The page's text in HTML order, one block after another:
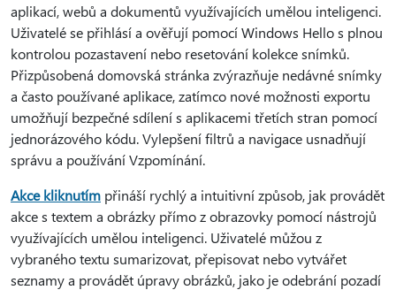
aplikací, webů a dokumentů využívajících umělou inteligenci.
Uživatelé se přihlásí a ověřují pomocí Windows Hello s plnou
kontrolou pozastavení nebo resetování kolekce snímků.
Přizpůsobená domovská stránka zvýrazňuje nedávné snímky
a často používané aplikace, zatímco nové možnosti exportu
umožňují bezpečné sdílení s aplikacemi třetích stran pomocí
jednorázového kódu. Vylepšení filtrů a navigace usnadňují
správu a používání Vzpomínání.
Akce kliknutím přináší rychlý a intuitivní způsob, jak provádět
akce s textem a obrázky přímo z obrazovky pomocí nástrojů
využívajících umělou inteligenci. Uživatelé můžou z
vybraného textu sumarizovat, přepisovat nebo vytvářet
seznamy a provádět úpravy obrázků, jako je odebrání pozadí